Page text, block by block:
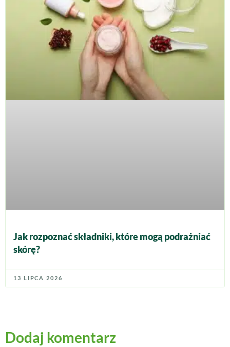
Jak rozpoznać składniki, które mogą podrażniać
skórę?
13 LIPCA 2026
Dodaj komentarz